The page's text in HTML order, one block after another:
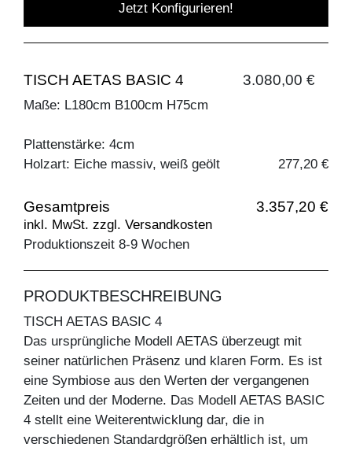
Jetzt Konfigurieren!
TISCH AETAS BASIC 4 3.080,00 €
Maße: L180cm B100cm H75cm
Plattenstärke: 4cm
Holzart: Eiche massiv, weiß geölt
277,20 €
Gesamtpreis 3.357,20 €
inkl. MwSt. zzgl. Versandkosten
Produktionszeit 8-9 Wochen
PRODUKTBESCHREIBUNG
TISCH AETAS BASIC 4
Das ursprüngliche Modell AETAS überzeugt mit
seiner natürlichen Präsenz und klaren Form. Es ist
eine Symbiose aus den Werten der vergangenen
Zeiten und der Moderne. Das Modell AETAS BASIC
4 stellt eine Weiterentwicklung dar, die in
verschiedenen Standardgrößen erhältlich ist, um